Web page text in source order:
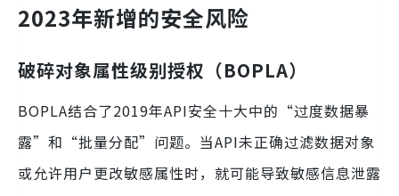
2023年新增的安全风险
破碎对象属性级别授权（BOPLA）
BOPLA结合了2019年API安全十大中的“过度数据暴
露”和“批量分配”问题。当API未正确过滤数据对象
或允许用户更改敏感属性时，就可能导致敏感信息泄露